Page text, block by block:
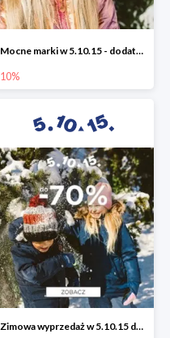
Mocne marki w 5.10.15 - dodatkowe -10% rabatu
10%
Zimowa wyprzedaż w 5.10.15 do -70%